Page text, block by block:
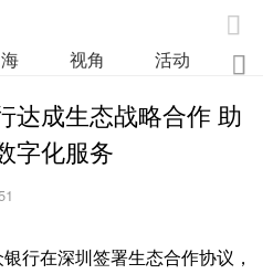

视角 活动 业

达成生态战略合作 助
字化服务
行在深圳签署生态合作协议，